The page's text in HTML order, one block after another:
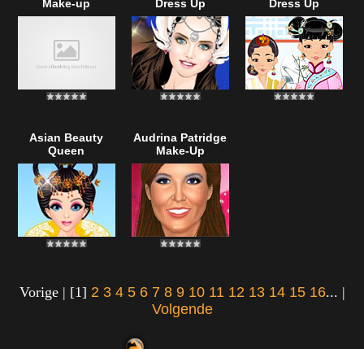
Make-up
Dress Up
Dress Up
Asian Beauty
Queen
Audrina Patridge
Make-Up
Vorige | [1] 2 3 4 5 6 7 8 9 10 11 12 13 14 15 16... |
Volgende